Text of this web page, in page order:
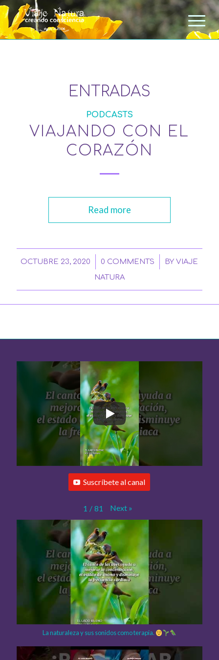
ENTRADAS
PODCASTS
VIAJANDO CON EL
CORAZÓN
Read more
OCTUBRE 23, 2020
/ 0 COMMENTS
/ BYVIAJE
NATURA
Suscríbete al canal
1 / 81 Next »
La naturaleza y sus sonidos como terapia.